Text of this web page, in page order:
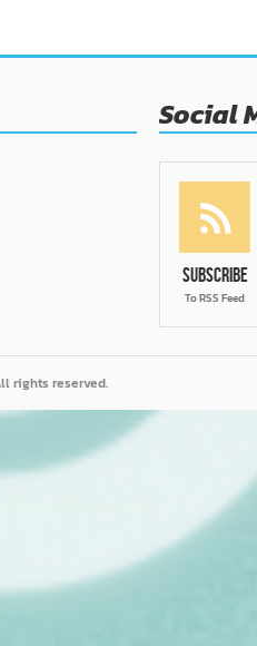
Social
Subscribe
To RSS Feed
rights reserved.